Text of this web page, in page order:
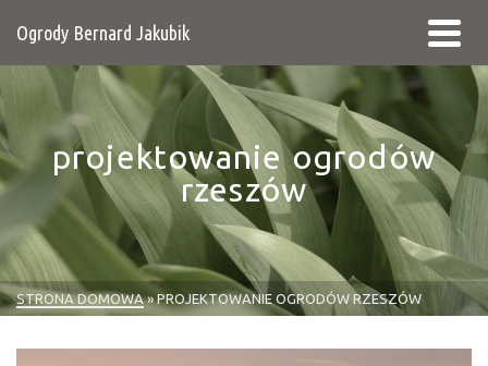
Ogrody Bernard Jakubik
projektowanie ogrodów
rzeszów
STRONA DOMOWA » PROJEKTOWANIE OGRODÓW RZESZÓW